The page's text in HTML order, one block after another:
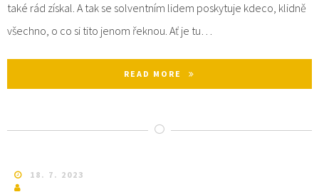
také rád získal. A tak se solventním lidem poskytuje kdeco, klidně
všechno, o co si tito jenom řeknou. Ať je tu…
READ MORE
18. 7. 2023